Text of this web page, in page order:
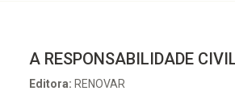
A RESPONSABILIDADE
Editora: RENOVAR